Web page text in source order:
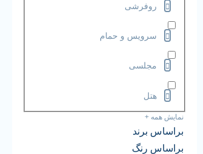
روفرشی
سرویس و حمام
مجلسی
هتل
نمایش همه +
براساس برند
براساس رنگ